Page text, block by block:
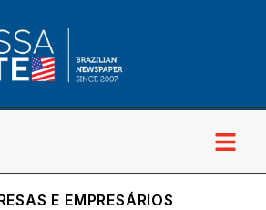
E EMPRESÁRIOS